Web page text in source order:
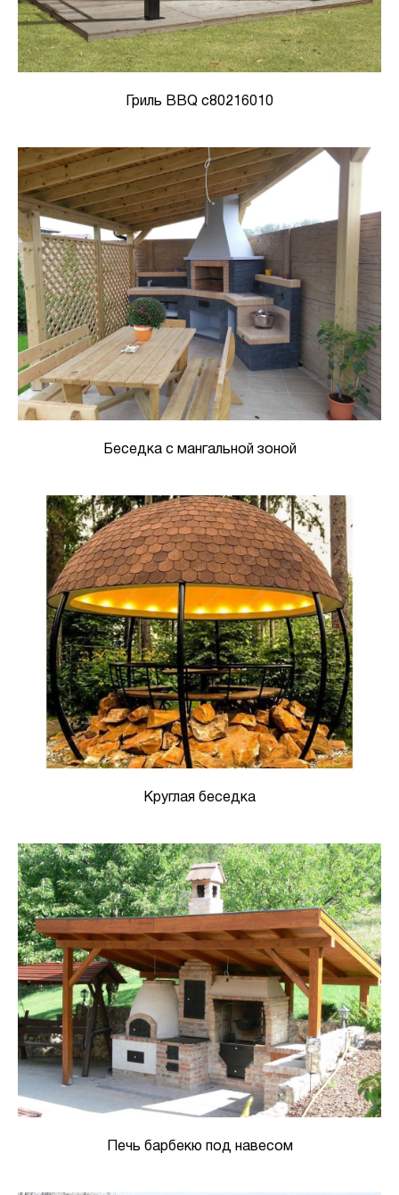
Гриль BBQ c80216010
Беседка с мангальной зоной
Круглая беседка
Печь барбекю под навесом